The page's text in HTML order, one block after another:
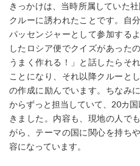
きっかけは、当時所属していた
クルーに誘われたことです。自
パッセンジャーとして参加する
したロシア便でクイズがあった
うまく作れる！」 と話したらそ
ことになり、それ以降クルーと
の作成に励んでいます。ちなみ
からずっと担当していて、 20カ国
きました。内容も、現地の人で
がら、テーマの国に関心を持ち
容になっています。